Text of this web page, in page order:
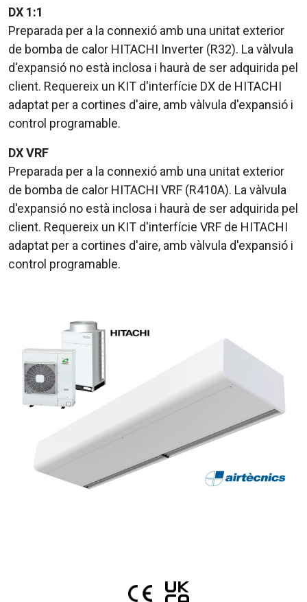
DX 1:1
Preparada per a la connexió amb una unitat exterior
de bomba de calor HITACHI Inverter (R32). La vàlvula
d'expansió no està inclosa i haurà de ser adquirida pel
client. Requereix un KIT d'interfície DX de HITACHI
adaptat per a cortines d'aire, amb vàlvula d'expansió i
control programable.
DX VRF
Preparada per a la connexió amb una unitat exterior
de bomba de calor HITACHI VRF (R410A). La vàlvula
d'expansió no està inclosa i haurà de ser adquirida pel
client. Requereix un KIT d'interfície VRF de HITACHI
adaptat per a cortines d'aire, amb vàlvula d'expansió i
control programable.